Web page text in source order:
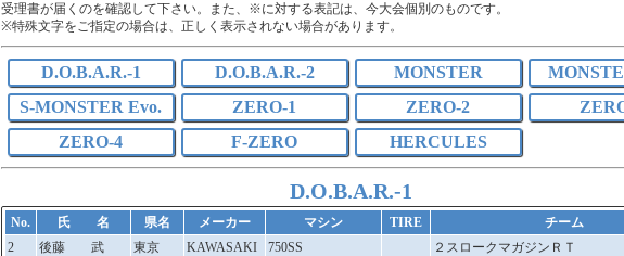
受理書が届くのを確認して下さい。また、※に対する表記は、今大会個別のものです。
※特殊文字をご指定の場合は、正しく表示されない場合があります。
D.O.B.A.R.-1 D.O.B.A.R.-2 MONSTER
S-MONSTER Evo.
ZERO-1 ZERO-2
ZERO-4
F-ZERO HERCULES
D.O.B.A.R.-1
No. 氏 名 県名 メーカー マシン TIRE
チーム
2
後藤 武 東京 KAWASAKI 750SS
２スロークマガジンＲＴ